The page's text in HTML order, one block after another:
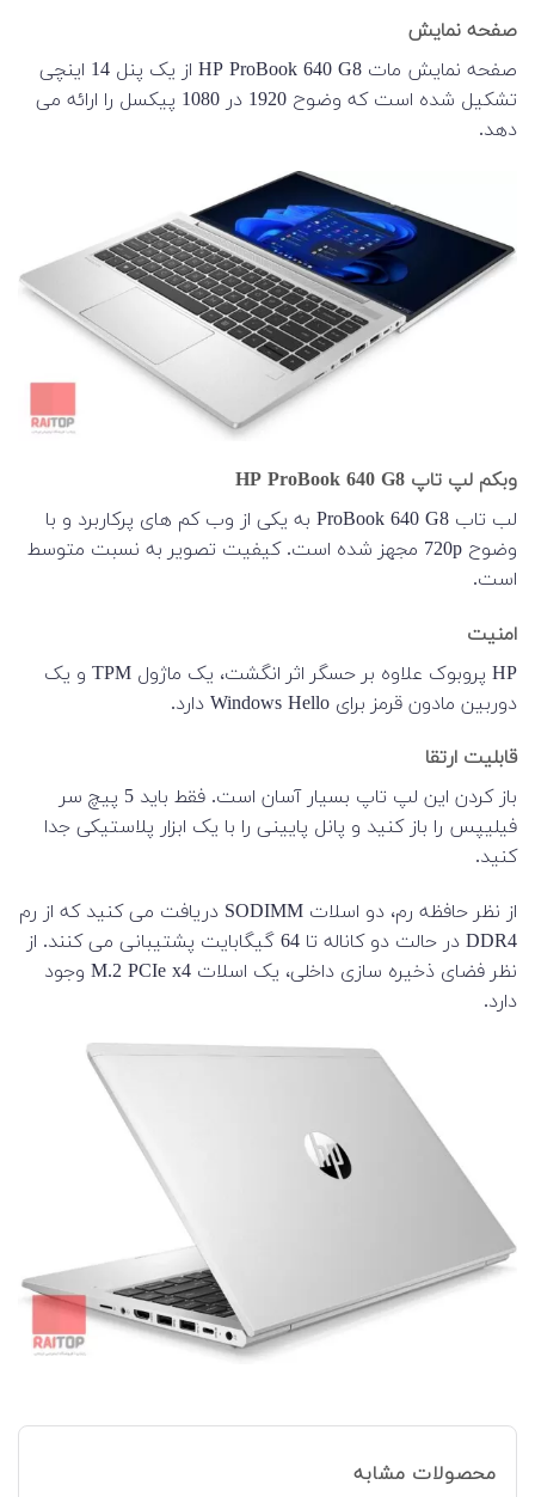
صفحه نمایش
صفحه نمایش مات HP ProBook 640 G8 از یک پنل 14 اینچی
تشکیل شده است که وضوح 1920 در 1080 پیکسل را ارائه می
دهد.
وبکم لپ تاپ HP ProBook 640 G8
لب تاب ProBook 640 G8 به یکی از وب کم های پرکاربرد و با
وضوح 720p مجهز شده است. کیفیت تصویر به نسبت متوسط
است.
امنیت
HP پروبوک علاوه بر حسگر اثر انگشت، یک ماژول TPM و یک
دوربین مادون قرمز برای Windows Hello دارد.
قابلیت ارتقا
باز کردن این لپ تاپ بسیار آسان است. فقط باید 5 پیچ سر
فیلیپس را باز کنید و پانل پایینی را با یک ابزار پلاستیکی جدا
کنید.
از نظر حافظه رم، دو اسلات SODIMM دریافت می کنید که از رم
DDR4 در حالت دو کاناله تا 64 گیگابایت پشتیبانی می کنند. از
نظر فضای ذخیره سازی داخلی، یک اسلات M.2 PCIe x4 وجود
دارد.
محصولات مشابه